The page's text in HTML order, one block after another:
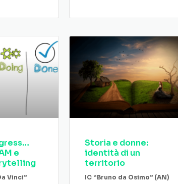
e
Vinci”
Storia e donne:
identità di un
territorio
IC “Bruno da Osimo” (AN)